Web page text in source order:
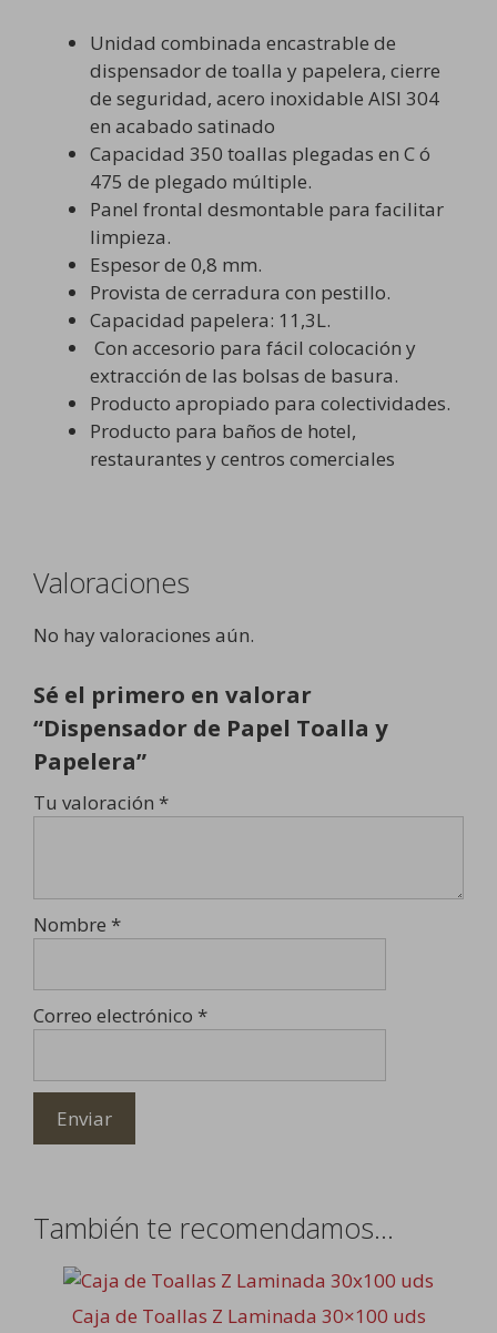
Unidad combinada encastrable de
dispensador de toalla y papelera, cierre
de seguridad, acero inoxidable AISI 304
en acabado satinado
Capacidad 350 toallas plegadas en C ó
475 de plegado múltiple.
Panel frontal desmontable para facilitar
limpieza.
Espesor de 0,8 mm.
Provista de cerradura con pestillo.
Capacidad papelera: 11,3L.
Con accesorio para fácil colocación y
extracción de las bolsas de basura.
Producto apropiado para colectividades.
Producto para baños de hotel,
restaurantes y centros comerciales
Valoraciones
No hay valoraciones aún.
Sé el primero en valorar
“Dispensador de Papel Toalla y
Papelera”
Tu valoración *
Nombre *
Correo electrónico *
También te recomendamos…
Caja de Toallas Z Laminada 30×100 uds